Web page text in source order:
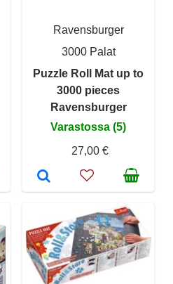
Ravensburger
3000 Palat
Puzzle Roll Mat up to
3000 pieces
Ravensburger
Varastossa (5)
27,00 €